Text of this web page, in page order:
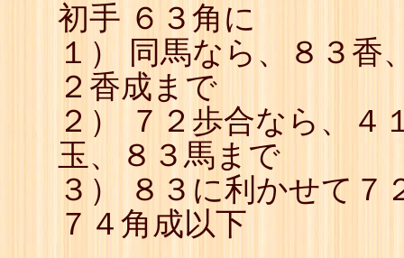
初手 ６３角に
１） 同馬なら、８３香
２香成まで
２） ７２歩合なら、４
玉、８３馬まで
３） ８３に利かせて７
７４角成以下